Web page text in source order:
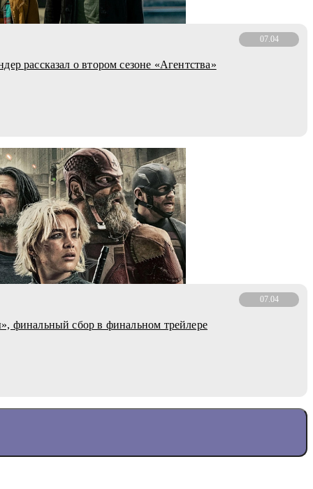
07.04
рассказал о втором сезоне «Агентства»
07.04
финальный сбор в финальном трейлере